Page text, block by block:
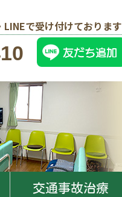
で受け付けております
交通事故治療